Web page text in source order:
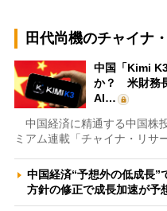
田代尚機のチャイナ
中国「Kimi
か？ 米財務
AI…
中国経済に精通する中国株
ミアム連載「チャイナ・リサ
中国経済“予想外の低成長
方針の修正で成長加速が予